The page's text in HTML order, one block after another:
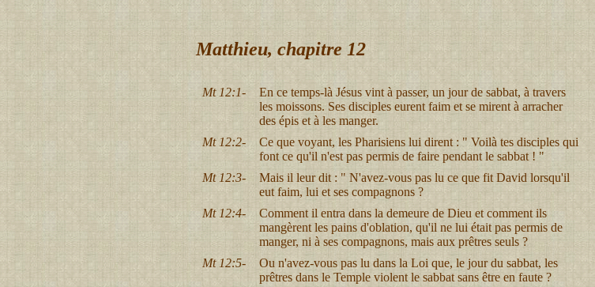
Matthieu, chapitre 12
Mt 12:1-
En ce temps-là Jésus vint à passer, un jour de sabbat, à travers
les moissons. Ses disciples eurent faim et se mirent à arracher
des épis et à les manger.
Mt 12:2-
Ce que voyant, les Pharisiens lui dirent : " Voilà tes disciples qui
font ce qu'il n'est pas permis de faire pendant le sabbat ! "
Mt 12:3-
Mais il leur dit : " N'avez-vous pas lu ce que fit David lorsqu'il
eut faim, lui et ses compagnons ?
Mt 12:4-
Comment il entra dans la demeure de Dieu et comment ils
mangèrent les pains d'oblation, qu'il ne lui était pas permis de
manger, ni à ses compagnons, mais aux prêtres seuls ?
Mt 12:5-
Ou n'avez-vous pas lu dans la Loi que, le jour du sabbat, les
prêtres dans le Temple violent le sabbat sans être en faute ?